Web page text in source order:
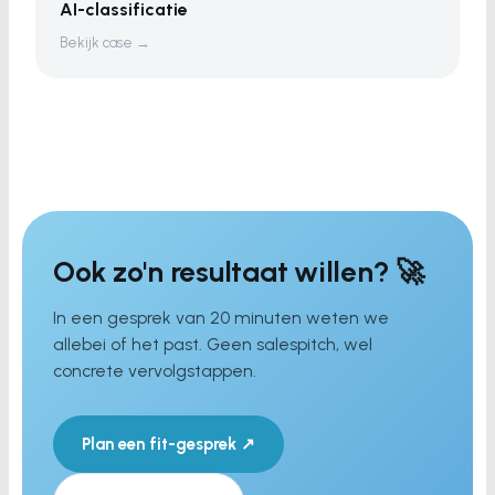
AI-classificatie
Bekijk case →
Ook zo'n resultaat willen? 🚀
In een gesprek van 20 minuten weten we
allebei of het past. Geen salespitch, wel
concrete vervolgstappen.
Plan een fit-gesprek ↗